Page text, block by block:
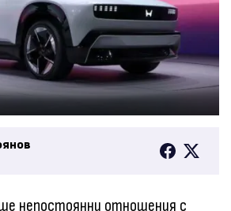
непостоянни отношения с